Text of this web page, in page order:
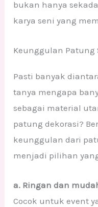
bukan hanya
karya seni yang
Keunggulan Patung
Pasti banyak
tanya mengapa
sebagai material
patung dekorasi?
keunggulan dari
menjadi pilihan
a. Ringan dan
Cocok untuk event